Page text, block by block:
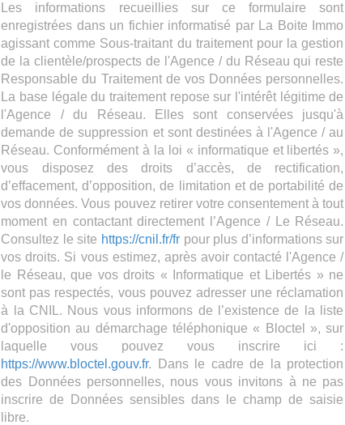
Les informations recueillies sur ce formulaire sont
enregistrées dans un fichier informatisé par La Boite Immo
agissant comme Sous-traitant du traitement pour la gestion
de la clientèle/prospects de l'Agence / du Réseau qui reste
Responsable du Traitement de vos Données personnelles.
La base légale du traitement repose sur l'intérêt légitime de
l'Agence / du Réseau. Elles sont conservées jusqu'à
demande de suppression et sont destinées à l'Agence / au
Réseau. Conformément à la loi « informatique et libertés »,
vous disposez des droits d’accès, de rectification,
d’effacement, d’opposition, de limitation et de portabilité de
vos données. Vous pouvez retirer votre consentement à tout
moment en contactant directement l’Agence / Le Réseau.
Consultez le site https://cnil.fr/frpour plus d’informations sur
vos droits. Si vous estimez, après avoir contacté l'Agence /
le Réseau, que vos droits « Informatique et Libertés » ne
sont pas respectés, vous pouvez adresser une réclamation
à la CNIL. Nous vous informons de l’existence de la liste
d'opposition au démarchage téléphonique « Bloctel », sur
laquelle vous pouvez vous inscrire ici :
https://www.bloctel.gouv.fr. Dans le cadre de la protection
des Données personnelles, nous vous invitons à ne pas
inscrire de Données sensibles dans le champ de saisie
libre.